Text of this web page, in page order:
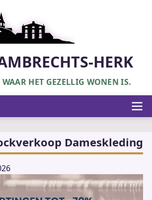
HERK
HET GEZELLIG WONEN IS.
Dameskleding